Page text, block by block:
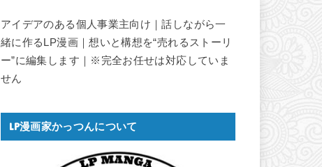
アイデアのある個人事業主向け｜話しながら一
緒に作るLP漫画｜想いと構想を“売れるストーリ
ー”に編集します｜※完全お任せは対応していま
せん
LP漫画家かっつんについて